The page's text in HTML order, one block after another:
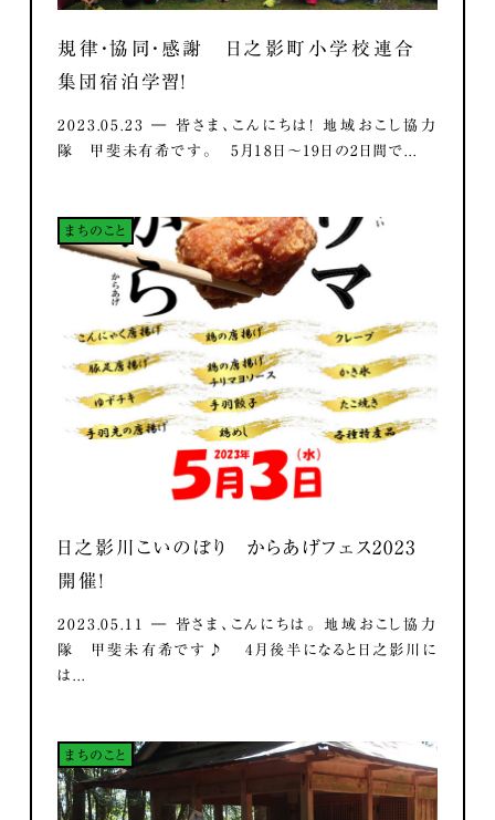
規律・協同・感謝 日之影町小学校連合
集団宿泊学習！
2023.05.23 ― 皆さま、こんにちは！ 地域おこし協力
隊 甲斐未有希です。 5月18日～19日の2日間で...
まちのこと
日之影川こいのぼり からあげフェス2023
開催！
2023.05.11 ― 皆さま、こんにちは。 地域おこし協力
隊 甲斐未有希です♪ 4月後半になると日之影川に
は...
まちのこと